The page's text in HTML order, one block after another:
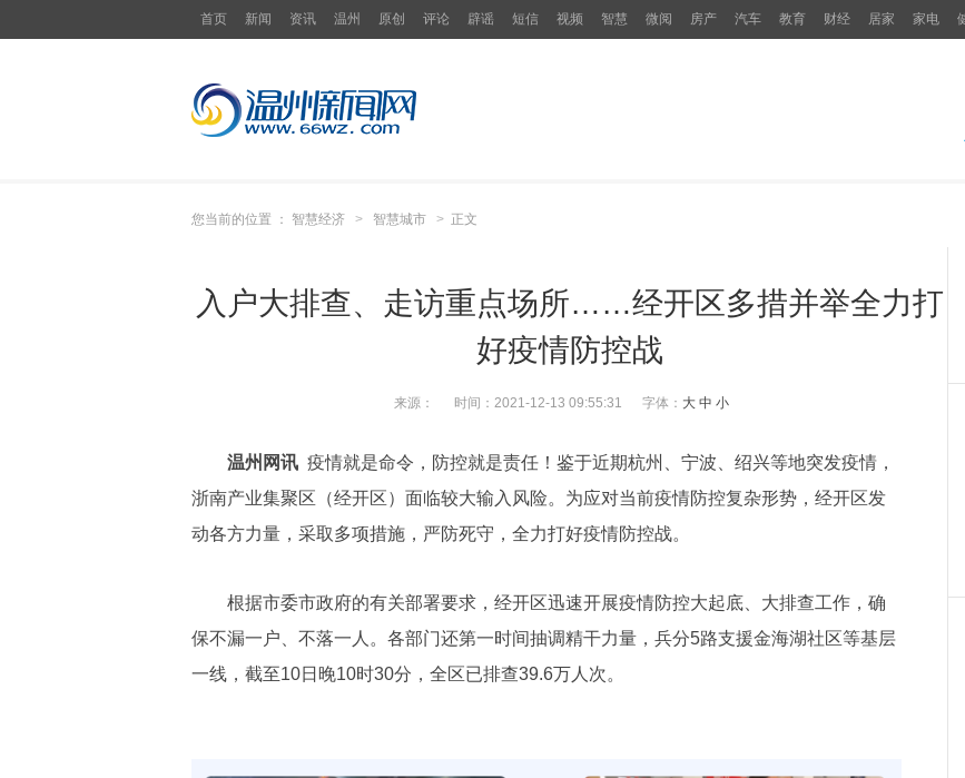
首页 新闻 资讯 温州 原创 评论 辟谣 短信 视频 智慧 微阅 房产 汽车 教育 财经 居家 家电
您当前的位置 ： 智慧经济 > 智慧城市 > 正文
入户大排查、走访重点场所……经开区多措并举全力打
好疫情防控战
来源： 时间： 2021-12-13 09:55:31 字体： 大 中 小
温州网讯 疫情就是命令，防控就是责任！鉴于近期杭州、宁波、绍兴等地突发疫情，
浙南产业集聚区（经开区）面临较大输入风险。为应对当前疫情防控复杂形势，经开区发
动各方力量，采取多项措施，严防死守，全力打好疫情防控战。
根据市委市政府的有关部署要求，经开区迅速开展疫情防控大起底、大排查工作，确
保不漏一户、不落一人。各部门还第一时间抽调精干力量，兵分5路支援金海湖社区等基层
一线，截至10日晚10时30分，全区已排查39.6万人次。